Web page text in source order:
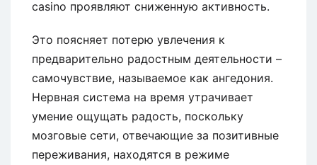
casino проявляют сниженную активность.
Это поясняет потерю увлечения к
предварительно радостным деятельности –
самочувствие, называемое как ангедония.
Нервная система на время утрачивает
умение ощущать радость, поскольку
мозговые сети, отвечающие за позитивные
переживания, находятся в режиме